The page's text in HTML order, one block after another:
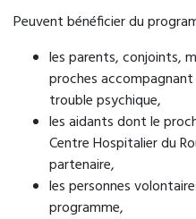
Peuvent bénéficier du
les parents, conjoints,
proches accompagnant
trouble psychique,
les aidants dont le
Centre Hospitalier du
partenaire,
les personnes
programme,